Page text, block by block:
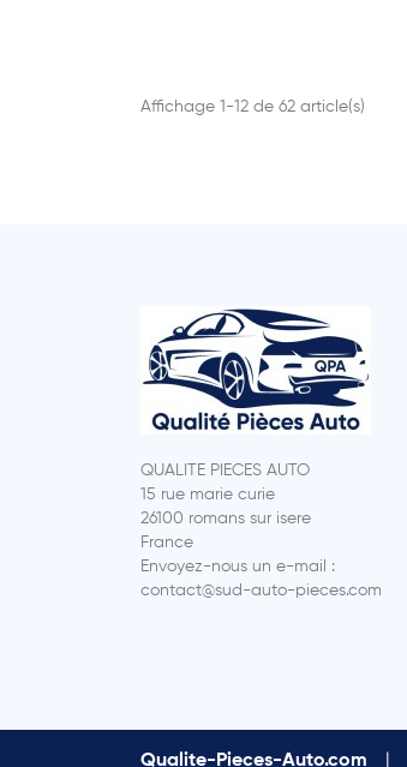
Affichage 1-12 de 62 article(s)
QUALITE PIECES AUTO
15 rue marie curie
26100 romans sur isere
France
Envoyez-nous un e-mail :
contact@sud-auto-pieces.com
Qualite-Pieces-Auto.com